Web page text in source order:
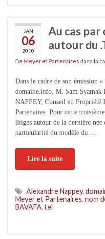
JAN
06
2010
Au cas par
autour du
DeMeyer et Partenaires dans la
Dans le cadre de son émission
domaine.info, M. Sam
NAPPEY, Conseil en
Partenaires. Pour cette
litiges autour de la dernière
particularité du modèle du …
Lire la suite
Alexandre Nappey,
Meyer et Partenaires, nom
BAVAFA, tel